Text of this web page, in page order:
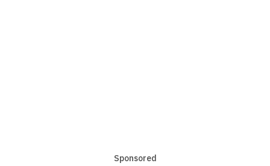
Sponsored